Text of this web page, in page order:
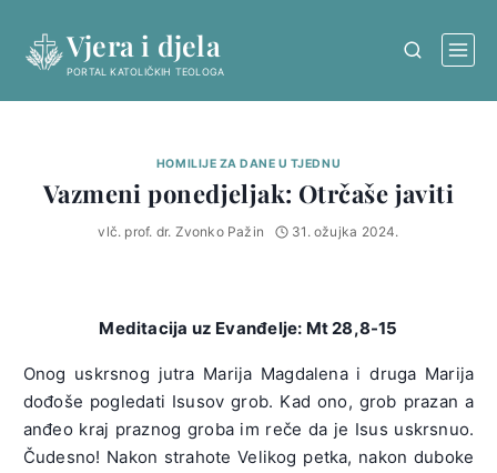
content
Vjera i djela
PORTAL KATOLIČKIH TEOLOGA
HOMILIJE ZA DANE U TJEDNU
Vazmeni ponedjeljak: Otrčaše javiti
vlč. prof. dr. Zvonko Pažin 31. ožujka 2024.
Meditacija uz Evanđelje: Mt 28,8-15
Onog uskrsnog jutra Marija Magdalena i druga Marija
dođoše pogledati Isusov grob. Kad ono, grob prazan a
anđeo kraj praznog groba im reče da je Isus uskrsnuo.
Čudesno! Nakon strahote Velikog petka, nakon duboke